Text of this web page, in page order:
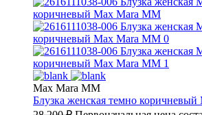
Max Mara MM
Блузка женская темно коричневый